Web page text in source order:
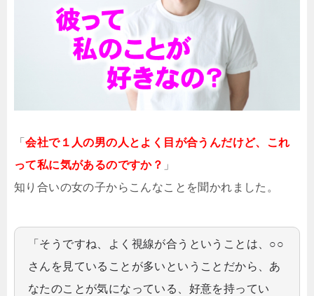
「会社で１人の男の人とよく目が合うんだけど、これ
って私に気があるのですか？ 」
知り合いの女の子からこんなことを聞かれました。
「そうですね、よく視線が合うということは、○○
さんを見ていることが多いということだから、あ
なたのことが気になっている、好意を持ってい